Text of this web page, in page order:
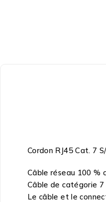
Cordon RJ45 Cat. 7
Câble réseau 100 %
Câble de catégorie 7
Le câble et le